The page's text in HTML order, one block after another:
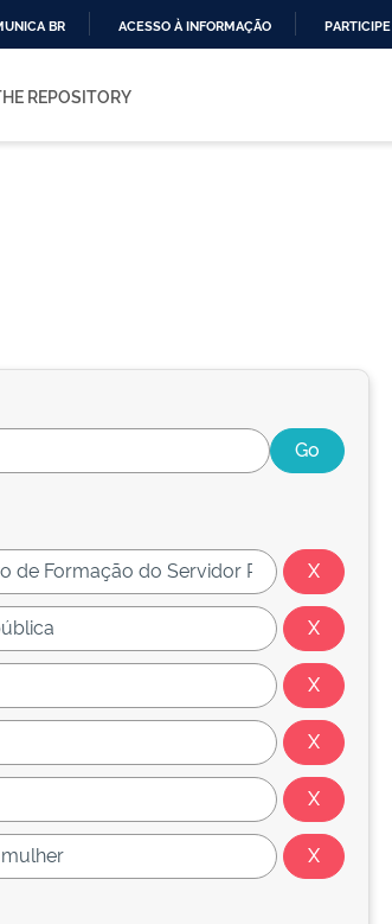
O
BR ACESSO À INFORMAÇÃO PARTICIPE
REPOSITORY